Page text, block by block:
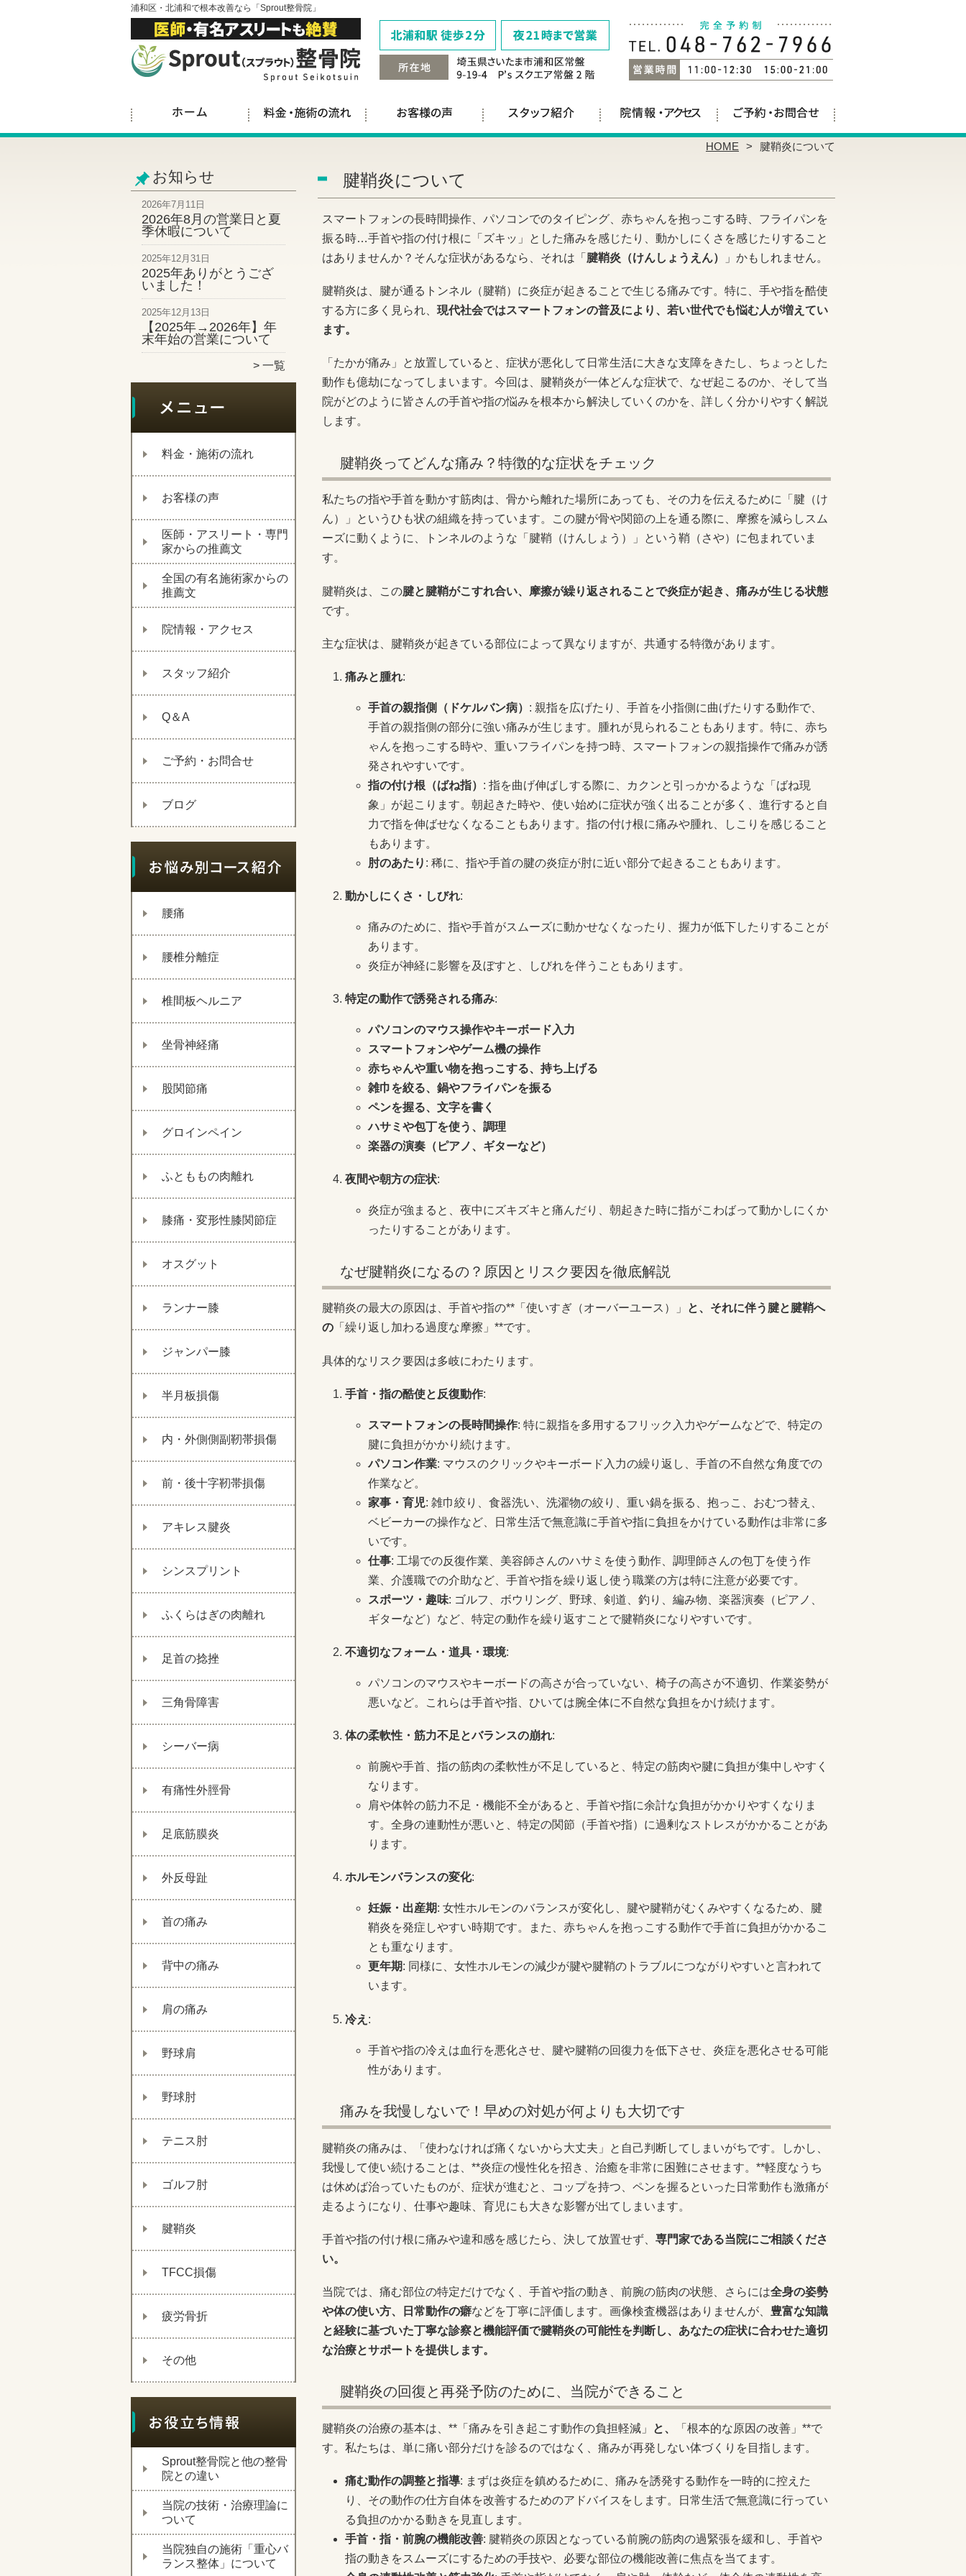
浦和区・北浦和で根本改善なら「Sprout整骨院」
HOME 腱鞘炎について
お知らせ
2026年7月11日
2026年8月の営業日と夏
季休暇について
2025年12月31日
2025年ありがとうござ
いました！
2025年12月13日
【2025年→2026年】年
末年始の営業について
一覧
料金・施術の流れ
お客様の声
医師・アスリート・専門
家からの推薦文
全国の有名施術家からの
推薦文
院情報・アクセス
スタッフ紹介
Q＆A
ご予約・お問合せ
ブログ
腰痛
腰椎分離症
椎間板ヘルニア
坐骨神経痛
股関節痛
グロインペイン
ふとももの肉離れ
膝痛・変形性膝関節症
オスグット
ランナー膝
ジャンパー膝
半月板損傷
内・外側側副靭帯損傷
前・後十字靭帯損傷
アキレス腱炎
シンスプリント
ふくらはぎの肉離れ
足首の捻挫
三角骨障害
シーバー病
有痛性外脛骨
足底筋膜炎
外反母趾
首の痛み
背中の痛み
肩の痛み
野球肩
野球肘
テニス肘
ゴルフ肘
腱鞘炎
TFCC損傷
疲労骨折
その他
Sprout整骨院と他の整骨
院との違い
当院の技術・治療理論に
ついて
当院独自の施術「重心バ
ランス整体」について
腱鞘炎について
スマートフォンの長時間操作、パソコンでのタイピング、赤ちゃんを抱っこする時、フライパンを
振る時…手首や指の付け根に「ズキッ」とした痛みを感じたり、動かしにくさを感じたりすること
はありませんか？そんな症状があるなら、それは「 腱鞘炎（けんしょうえん） 」かもしれません。
腱鞘炎は、腱が通るトンネル（腱鞘）に炎症が起きることで生じる痛みです。特に、手や指を酷使
する方に多く見られ、 現代社会ではスマートフォンの普及により、若い世代でも悩む人が増えてい
ます。
「たかが痛み」と放置していると、症状が悪化して日常生活に大きな支障をきたし、ちょっとした
動作も億劫になってしまいます。今回は、腱鞘炎が一体どんな症状で、なぜ起こるのか、そして当
院がどのように皆さんの手首や指の悩みを根本から解決していくのかを、詳しく分かりやすく解説
します。
腱鞘炎ってどんな痛み？特徴的な症状をチェック
私たちの指や手首を動かす筋肉は、骨から離れた場所にあっても、その力を伝えるために「腱（け
ん）」というひも状の組織を持っています。この腱が骨や関節の上を通る際に、摩擦を減らしスム
ーズに動くように、トンネルのような「腱鞘（けんしょう）」という鞘（さや）に包まれていま
す。
腱鞘炎は、この腱と腱鞘がこすれ合い、摩擦が繰り返されることで炎症が起き、痛みが生じる状態
です。
主な症状は、腱鞘炎が起きている部位によって異なりますが、共通する特徴があります。
痛みと腫れ:
手首の親指側（ドケルバン病） : 親指を広げたり、手首を小指側に曲げたりする動作で、
手首の親指側の部分に強い痛みが生じます。腫れが見られることもあります。特に、赤ち
ゃんを抱っこする時や、重いフライパンを持つ時、スマートフォンの親指操作で痛みが誘
発されやすいです。
指の付け根（ばね指） : 指を曲げ伸ばしする際に、カクンと引っかかるような「ばね現
象」が起こります。朝起きた時や、使い始めに症状が強く出ることが多く、進行すると自
力で指を伸ばせなくなることもあります。指の付け根に痛みや腫れ、しこりを感じること
もあります。
肘のあたり : 稀に、指や手首の腱の炎症が肘に近い部分で起きることもあります。
動かしにくさ・しびれ:
痛みのために、指や手首がスムーズに動かせなくなったり、握力が低下したりすることが
あります。
炎症が神経に影響を及ぼすと、しびれを伴うこともあります。
特定の動作で誘発される痛み:
パソコンのマウス操作やキーボード入力
スマートフォンやゲーム機の操作
赤ちゃんや重い物を抱っこする、持ち上げる
雑巾を絞る、鍋やフライパンを振る
ペンを握る、文字を書く
ハサミや包丁を使う、調理
楽器の演奏（ピアノ、ギターなど）
夜間や朝方の症状:
炎症が強まると、夜中にズキズキと痛んだり、朝起きた時に指がこわばって動かしにくか
ったりすることがあります。
なぜ腱鞘炎になるの？原因とリスク要因を徹底解説
腱鞘炎の最大の原因は、手首や指の**「使いすぎ（オーバーユース）」
と、それに伴う腱と腱鞘へ
の 「繰り返し加わる過度な摩擦」**です。
具体的なリスク要因は多岐にわたります。
手首・指の酷使と反復動作:
スマートフォンの長時間操作: 特に親指を多用するフリック入力やゲームなどで、特定の
腱に負担がかかり続けます。
パソコン作業: マウスのクリックやキーボード入力の繰り返し、手首の不自然な角度での
作業など。
家事・育児: 雑巾絞り、食器洗い、洗濯物の絞り、重い鍋を振る、抱っこ、おむつ替え、
ベビーカーの操作など、日常生活で無意識に手首や指に負担をかけている動作は非常に多
いです。
仕事: 工場での反復作業、美容師さんのハサミを使う動作、調理師さんの包丁を使う作
業、介護職での介助など、手首や指を繰り返し使う職業の方は特に注意が必要です。
スポーツ・趣味: ゴルフ、ボウリング、野球、剣道、釣り、編み物、楽器演奏（ピアノ、
ギターなど）など、特定の動作を繰り返すことで腱鞘炎になりやすいです。
不適切なフォーム・道具・環境:
パソコンのマウスやキーボードの高さが合っていない、椅子の高さが不適切、作業姿勢が
悪いなど。これらは手首や指、ひいては腕全体に不自然な負担をかけ続けます。
体の柔軟性・筋力不足とバランスの崩れ:
前腕や手首、指の筋肉の柔軟性が不足していると、特定の筋肉や腱に負担が集中しやすく
なります。
肩や体幹の筋力不足・機能不全があると、手首や指に余計な負担がかかりやすくなりま
す。全身の連動性が悪いと、特定の関節（手首や指）に過剰なストレスがかかることがあ
ります。
ホルモンバランスの変化:
妊娠・出産期: 女性ホルモンのバランスが変化し、腱や腱鞘がむくみやすくなるため、腱
鞘炎を発症しやすい時期です。また、赤ちゃんを抱っこする動作で手首に負担がかかるこ
とも重なります。
更年期: 同様に、女性ホルモンの減少が腱や腱鞘のトラブルにつながりやすいと言われて
います。
冷え :
手首や指の冷えは血行を悪化させ、腱や腱鞘の回復力を低下させ、炎症を悪化させる可能
性があります。
痛みを我慢しないで！早めの対処が何よりも大切です
腱鞘炎の痛みは、「使わなければ痛くないから大丈夫」と自己判断してしまいがちです。しかし、
我慢して使い続けることは、**炎症の慢性化を招き、治癒を非常に困難にさせます。**軽度なうち
は休めば治っていたものが、症状が進むと、コップを持つ、ペンを握るといった日常動作も激痛が
走るようになり、仕事や趣味、育児にも大きな影響が出てしまいます。
手首や指の付け根に痛みや違和感を感じたら、決して放置せず、 専門家である当院にご相談くださ
い。
当院では、痛む部位の特定だけでなく、手首や指の動き、前腕の筋肉の状態、さらには全身の姿勢
や体の使い方、日常動作の癖などを丁寧に評価します。画像検査機器はありませんが、 豊富な知識
と経験に基づいた丁寧な診察と機能評価で腱鞘炎の可能性を判断し、あなたの症状に合わせた適切
な治療とサポートを提供します。
腱鞘炎の回復と再発予防のために、当院ができること
腱鞘炎の治療の基本は、**「痛みを引き起こす動作の負担軽減」 と、
「根本的な原因の改善」**で
す。私たちは、単に痛い部分だけを診るのではなく、痛みが再発しない体づくりを目指します。
痛む動作の調整と指導: まずは炎症を鎮めるために、痛みを誘発する動作を一時的に控えた
り、その動作の仕方自体を改善するためのアドバイスをします。日常生活で無意識に行ってい
る負担のかかる動きを見直します。
手首・指・前腕の機能改善: 腱鞘炎の原因となっている前腕の筋肉の過緊張を緩和し、手首や
指の動きをスムーズにするための手技や、必要な部位の機能改善に焦点を当てます。